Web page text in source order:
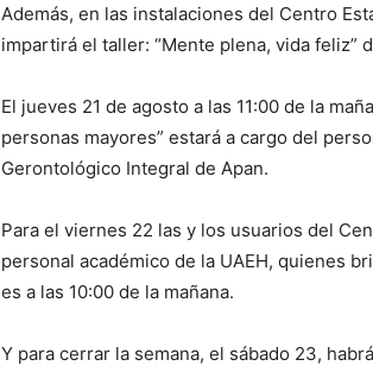
Además, en las instalaciones del Centro
impartirá el taller: “Mente plena, vida feliz”
El jueves 21 de agosto a las 11:00 de la
personas mayores” estará a cargo del
Gerontológico Integral de Apan.
Para el viernes 22 las y los usuarios del
personal académico de la UAEH, quienes
es a las 10:00 de la mañana.
Y para cerrar la semana, el sábado 23,